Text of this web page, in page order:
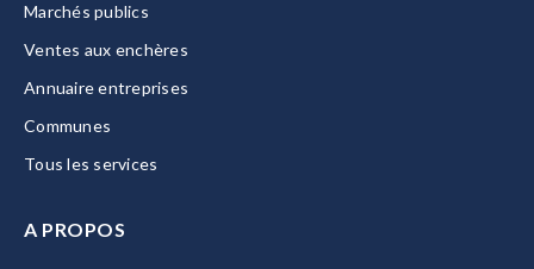
Marchés publics
Ventes aux enchères
Annuaire entreprises
Communes
Tous les services
A PROPOS